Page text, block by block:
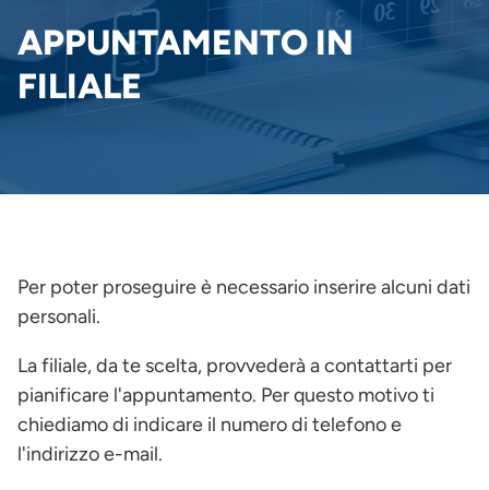
PANE
APPUNTAMENTO IN
FILIALE
Per poter proseguire è necessario inserire alcuni dati
personali.
La filiale, da te scelta, provvederà a contattarti per
pianificare l'appuntamento. Per questo motivo ti
chiediamo di indicare il numero di telefono e
l'indirizzo e-mail.